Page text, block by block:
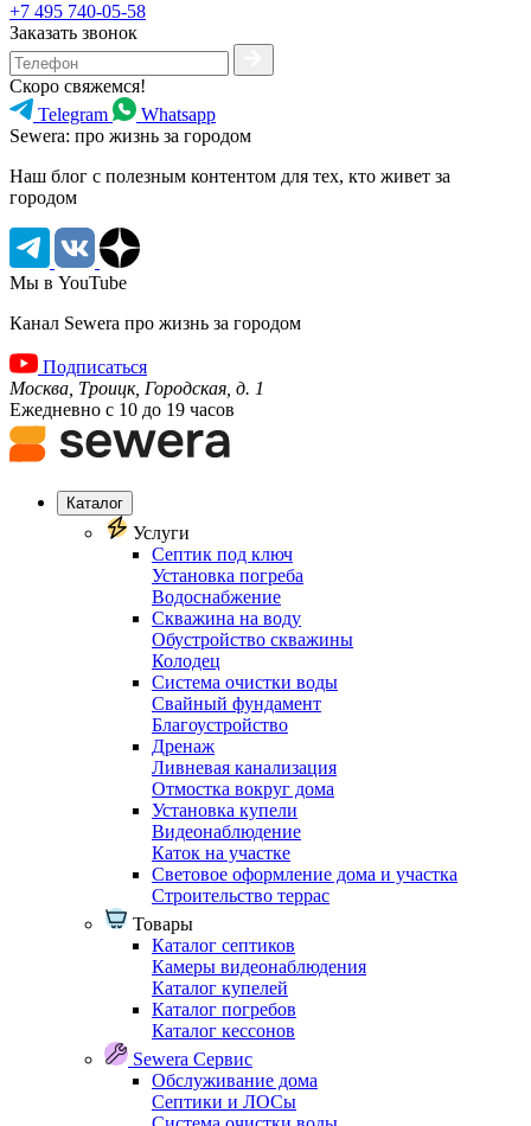
+7 495 740-05-58
Заказать звонок
Скоро свяжемся!
Telegram
Whatsapp
Sewera: про жизнь за городом
Наш блог c полезным контентом для тех, кто живет за
городом
Мы в YouTube
Канал Sewera про жизнь за городом
Подписаться
Москва, Троицк, Городская, д. 1
Ежедневно с 10 до 19 часов
Каталог
Услуги
Септик под ключ
Установка погреба
Водоснабжение
Скважина на воду
Обустройство скважины
Колодец
Система очистки воды
Свайный фундамент
Благоустройство
Дренаж
Ливневая канализация
Отмостка вокруг дома
Установка купели
Видеонаблюдение
Каток на участке
Световое оформление дома и участка
Строительство террас
Товары
Каталог септиков
Камеры видеонаблюдения
Каталог купелей
Каталог погребов
Каталог кессонов
Sewera Сервис
Обслуживание дома
Септики и ЛОСы